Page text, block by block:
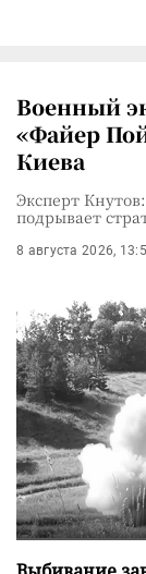
Военный
«Файер
Киева
Эксперт
подрывает
8 августа 2026,